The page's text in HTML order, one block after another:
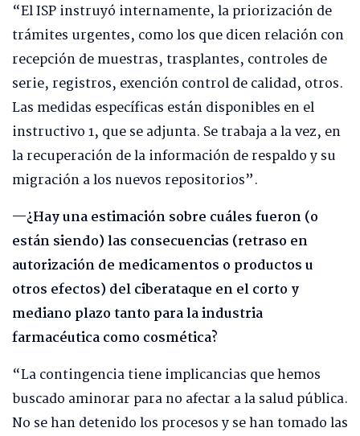
“El ISP instruyó internamente, la priorización de
trámites urgentes, como los que dicen relación con
recepción de muestras, trasplantes, controles de
serie, registros, exención control de calidad, otros.
Las medidas específicas están disponibles en el
instructivo 1, que se adjunta. Se trabaja a la vez, en
la recuperación de la información de respaldo y su
migración a los nuevos repositorios”.
—¿Hay una estimación sobre cuáles fueron (o
están siendo) las consecuencias (retraso en
autorización de medicamentos o productos u
otros efectos) del ciberataque en el corto y
mediano plazo tanto para la industria
farmacéutica como cosmética?
“La contingencia tiene implicancias que hemos
buscado aminorar para no afectar a la salud pública.
No se han detenido los procesos y se han tomado las